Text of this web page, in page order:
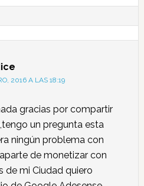
2016 A LAS 18:19
gracias por compartir
un pregunta esta
ningún problema con
de monetizar con
de mi Ciudad quiero